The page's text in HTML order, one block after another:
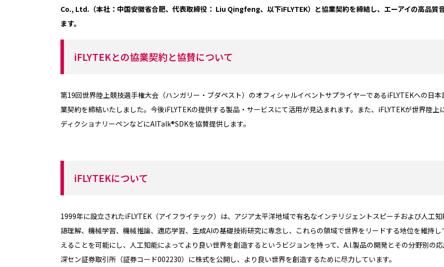
Co., Ltd.（本社：中国安徽省合肥、代表取締役： Liu Qingfeng、以下iFLYTEK）と協業契約を締結し、エーアイの高品質
ます。
iFLYTEKとの協業契約と協賛について
第19回世界陸上競技選手権大会（ハンガリー・ブダペスト）のオフィシャルイベントサプライヤーであるiFLYTEKへの日
業契約を締結いたしました。今後iFLYTEKの提供する製品・サービスにて活用が見込まれます。また、iFLYTEKが世界陸
ディクショナリーペンなどにAITalk®SDKを協賛提供します。
iFLYTEKについて
1999年に設立されたiFLYTEK（アイフライテック）は、アジア太平洋地域で有名なインテリジェントスピーチおよび人工
語理解、機械学習、機械推論、適応学習、生成AIの基礎技術研究に専念し、これらの領域で世界をリードする地位を維持
えることを可能にし、人工知能によってより良い世界を創造するというビジョンを持って、A.I.製品の開発とその分野別の
深セン証券取引所（証券コード002230）に株式を公開し、より良い世界を創造するために尽力しています。